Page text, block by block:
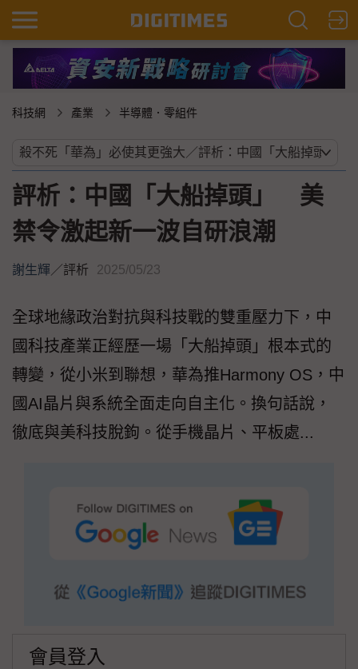
科技網 產業 半導體．零組件
評析：中國「大船掉頭」 美
禁令激起新一波自研浪潮
謝生輝／評析 2025/05/23
全球地緣政治對抗與科技戰的雙重壓力下，中
國科技產業正經歷一場「大船掉頭」根本式的
轉變，從小米到聯想，華為推Harmony OS，中
國AI晶片與系統全面走向自主化。換句話說，
徹底與美科技脫鉤。從手機晶片、平板處...
會員登入